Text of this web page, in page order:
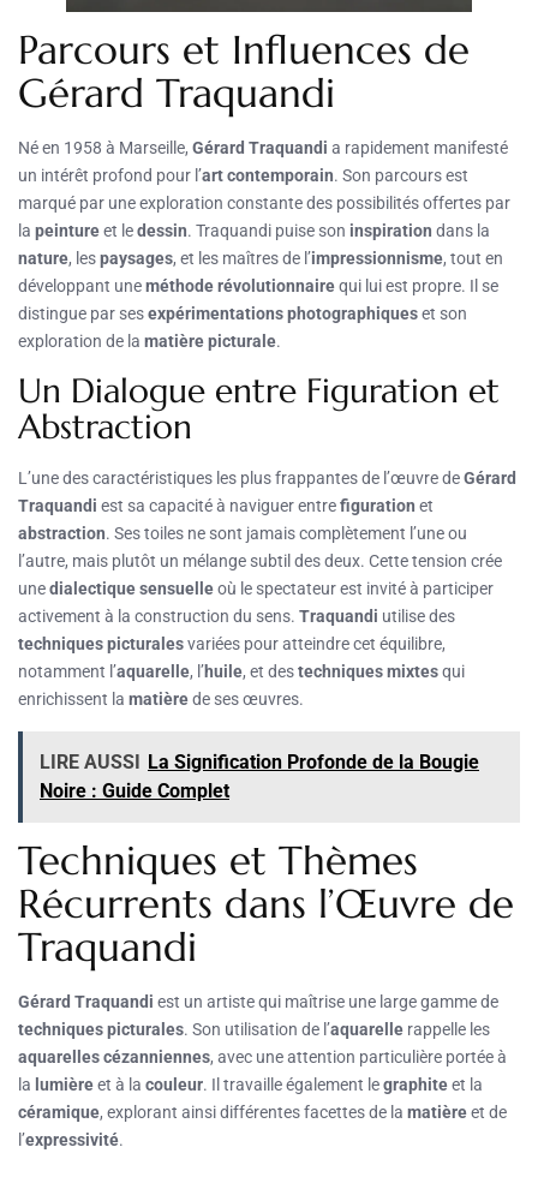
Parcours et Influences de
Gérard Traquandi
Né en 1958 à Marseille, Gérard Traquandi a rapidement manifesté
un intérêt profond pour l’art contemporain. Son parcours est
marqué par une exploration constante des possibilités offertes par
la peintureet ledessin. Traquandi puise son inspiration dans la
nature, lespaysages, et les maîtres de l’impressionnisme, tout en
développant uneméthode révolutionnairequi lui est propre. Il se
distingue par sesexpérimentations photographiqueset son
exploration de la matière picturale.
Un Dialogue entre Figuration et
Abstraction
L’une des caractéristiques les plus frappantes de l’œuvre deGérard
Traquandi est sa capacité à naviguer entrefiguration et
abstraction. Ses toiles ne sont jamais complètement l’une ou
l’autre, mais plutôt un mélange subtil des deux. Cette tension crée
unedialectique sensuelleoù le spectateur est invité à participer
activement à la construction du sens. Traquandi utilise des
techniques picturalesvariées pour atteindre cet équilibre,
notamment l’aquarelle, l’huile, et destechniques mixtesqui
enrichissent la matièrede ses œuvres.
LIRE AUSSI La Signification Profonde de la Bougie
Noire : Guide Complet
Techniques et Thèmes
Récurrents dans l’Œuvre de
Traquandi
Gérard Traquandi est un artiste qui maîtrise une large gamme de
techniques picturales. Son utilisation de l’aquarelle rappelle les
aquarelles cézanniennes, avec une attention particulière portée à
la lumièreet à la couleur. Il travaille également legraphiteet la
céramique, explorant ainsi différentes facettes de la matièreet de
l’expressivité.